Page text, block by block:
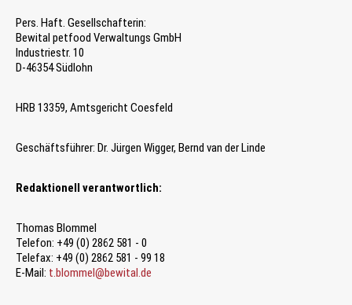
Pers. Haft. Gesellschafterin:
Bewital petfood Verwaltungs GmbH
Industriestr. 10
D-46354 Südlohn
HRB 13359, Amtsgericht Coesfeld
Geschäftsführer: Dr. Jürgen Wigger, Bernd van der Linde
Redaktionell verantwortlich:
Thomas Blommel
Telefon: +49 (0) 2862 581 - 0
Telefax: +49 (0) 2862 581 - 99 18
E-Mail: t.blommel@bewital.de